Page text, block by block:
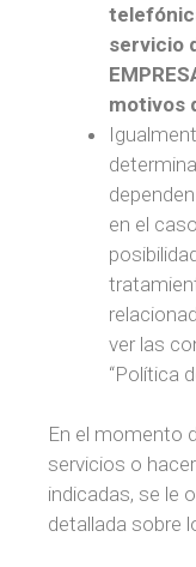
servicio
motivos
en el
ver las
“Política
En el momento
servicios o
indicadas, se le
detallada sobre